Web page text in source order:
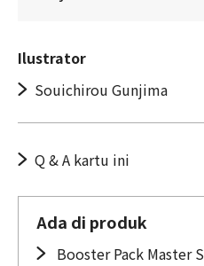
Ilustrator
Souichirou Gunjima
Q & A kartu ini
Ada di produk
Booster Pack Master